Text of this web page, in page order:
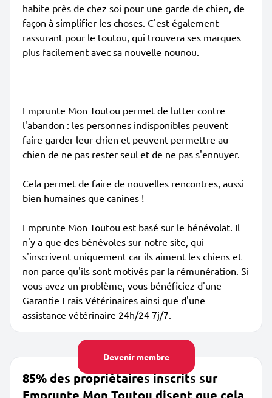
Devenir membre
habite près de chez soi pour une garde de chien, de
façon à simplifier les choses. C'est également
rassurant pour le toutou, qui trouvera ses marques
plus facilement avec sa nouvelle nounou.
Emprunte Mon Toutou permet de lutter contre
l'abandon : les personnes indisponibles peuvent
faire garder leur chien et peuvent permettre au
chien de ne pas rester seul et de ne pas s'ennuyer.
Cela permet de faire de nouvelles rencontres, aussi
bien humaines que canines !
Emprunte Mon Toutou est basé sur le bénévolat. Il
n'y a que des bénévoles sur notre site, qui
s'inscrivent uniquement car ils aiment les chiens et
non parce qu'ils sont motivés par la rémunération. Si
vous avez un problème, vous bénéficiez d'une
Garantie Frais Vétérinaires ainsi que d'une
assistance vétérinaire 24h/24 7j/7.
85% des propriétaires inscrits sur